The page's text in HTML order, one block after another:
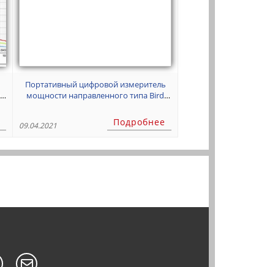
Портативный цифровой измеритель
мощности направленного типа Bird
09.04.2021 Подробнее